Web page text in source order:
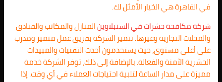
في القاهرة هي الخيار الأمثل لك.
شركة مكافحة حشرات فيالسنبلاوينالمنازل والمكاتب والفنادق
والمحلات التجارية وغيرها. تتميز الشركة بفريق عمل متميز ومدرب
على أعلى مستوى، حيث يستخدمون أحدث التقنيات والمبيدات
الحشرية الآمنة والفعالة. بالإضافة إلى ذلك، توفر الشركة خدمة
مميزة على مدار الساعة لتلبية احتياجات العملاء في أي وقت. إذا